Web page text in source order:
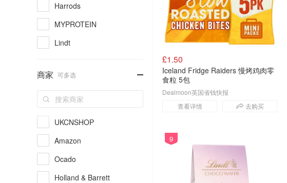
Harrods
MYPROTEIN
Lindt
Walkers Shortbread
Dong-A
商家 可多选
UKCNSHOP
Amazon
Ocado
Holland & Barrett
£1.50
Iceland Fridge Raiders 慢烤鸡肉零
食粒 5包
查看详情 去购买
Dealmoon英国省钱快报
9